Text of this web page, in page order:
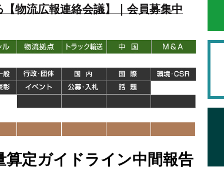
物流広報連絡会議】｜会員募集中
算定ガイドライン中間報告